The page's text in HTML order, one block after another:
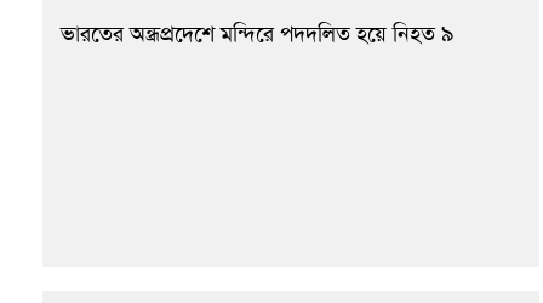
ভারতের অন্ধ্রপ্রদেশে মন্দিরে পদদলিত হয়ে নিহত ৯